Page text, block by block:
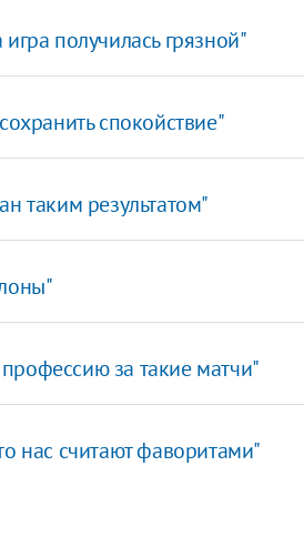
получилась грязной"
спокойствие"
таким результатом"
за такие матчи"
нас считают фаворитами"